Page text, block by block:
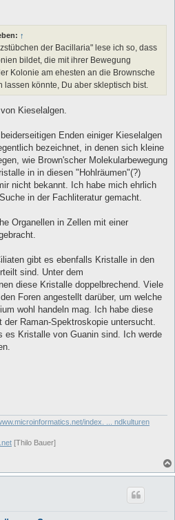
↑
der Bacillaria" lese ich so, dass
bildet, die mit ihrer Bewegung
Kolonie am ehesten an die Brownsche
lassen könnte, Du aber skleptisch bist.
Kieselalgen.
Enden einiger Kieselalgen
bezeichnet, in denen sich kleine
wie Brown'scher Molekularbewegung
in in diesen "Hohlräumen"(?)
nicht bekannt. Ich habe mich ehrlich
in der Fachliteratur gemacht.
Organellen in Zellen mit einer
gibt es ebenfalls Kristalle in den
sind. Unter dem
diese Kristalle doppelbrechend. Viele
Foren angestellt darüber, um welche
wohl handeln mag. Ich habe diese
Raman-Spektroskopie untersucht.
es Kristalle von Guanin sind. Ich werde
index. ... ndkulturen
[Thilo Bauer]